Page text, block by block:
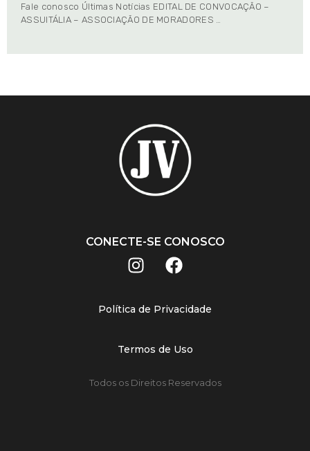
Fale conosco Últimas Notícias EDITAL DE CONVOCAÇÃO –
ASSUITÁLIA – ASSOCIAÇÃO DE MORADORES …
CONECTE-SE CONOSCO
Política de Privacidade
Termos de Uso
Todos os Direitos Reservados